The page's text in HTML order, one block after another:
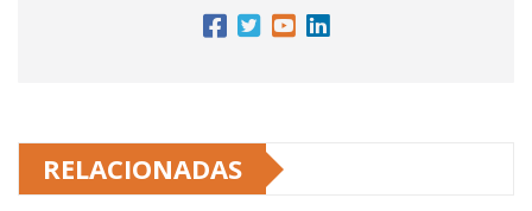
RELACIONADAS